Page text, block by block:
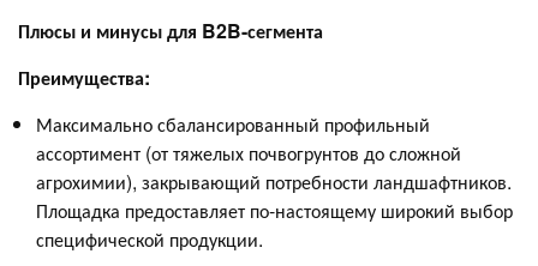
Плюсы и минусы для B2B-сегмента
Преимущества:
Максимально сбалансированный профильный
ассортимент (от тяжелых почвогрунтов до сложной
агрохимии), закрывающий потребности ландшафтников.
Площадка предоставляет по-настоящему широкий выбор
специфической продукции.